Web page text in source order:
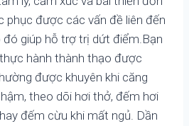
phục được các vấn đề liên đến
giúp hỗ trợ trị dứt điểm.Bạn
hành thành thạo được
được khuyên khi căng
theo dõi hơi thở, đếm hơi
đếm cừu khi mất ngủ. Dần